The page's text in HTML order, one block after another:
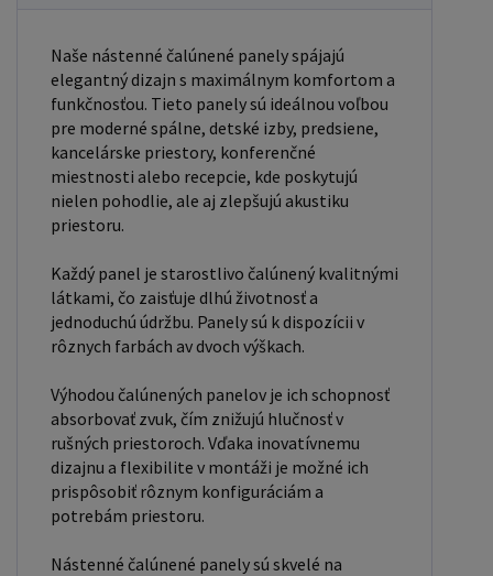
použitie a je vhodná na lepenie rôznych
predmetov, ako sú rámy, dekorácie, káble, alebo
dokonca drobné elektronické súčiastky. Vlastnosti
obojstrannej nano pásky: Vysoko lepivá: Vďaka
nanotechnológii, poskytuje silnú priľnavosť na
široké spektrum povrchov. Nezanecháva stopy: Po
zvyšky. Flexibilná a ľahko upraviteľná: Možno ju
ľahko strihať na požadovanú dĺžku a tvar.
Opakovane použiteľná: Môže byť umytá a znovu
Je šetrná k citlivým povrchom a nepoškodzuje ich.
Naše nástenné čalúnené panely spájajú
elegantný dizajn s maximálnym komfortom a
funkčnosťou. Tieto panely sú ideálnou voľbou
pre moderné spálne, detské izby, predsiene,
kancelárske priestory, konferenčné
miestnosti alebo recepcie, kde poskytujú
nielen pohodlie, ale aj zlepšujú akustiku
priestoru.
Každý panel je starostlivo čalúnený kvalitnými
látkami, čo zaisťuje dlhú životnosť a
jednoduchú údržbu. Panely sú k dispozícii v
rôznych farbách av dvoch výškach.
Výhodou čalúnených panelov je ich schopnosť
absorbovať zvuk, čím znižujú hlučnosť v
rušných priestoroch. Vďaka inovatívnemu
dizajnu a flexibilite v montáži je možné ich
prispôsobiť rôznym konfiguráciám a
potrebám priestoru.
Nástenné čalúnené panely sú skvelé na